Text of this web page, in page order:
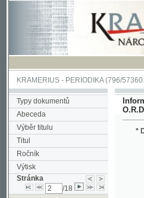
KRAMERIUS-PERIODIKA(796/5736010)
Typy dokumentů
Abeceda
Výběr titulu
Titul
Ročník
Výtisk
Stránka
PDF Vytvořit
*